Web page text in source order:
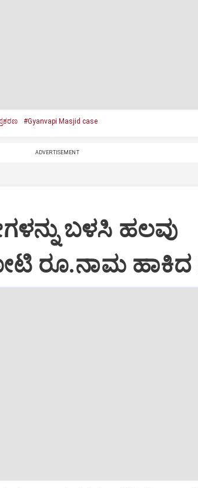
#Gyanvapi Masjid case
ADVERTISEMENT
ಬಳಸಿ ಹಲವು
ರೂ.ನಾಮ